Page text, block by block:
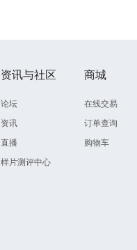
资讯与社区
论坛
资讯
直播
样片测评中心
商城
在线交易
订单查询
购物车